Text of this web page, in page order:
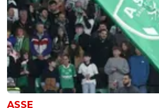
0+ Répondre
nicooo-lacazmonb-bew
#MangeBoules
0 + Répondre
no-13-baby
ASSE